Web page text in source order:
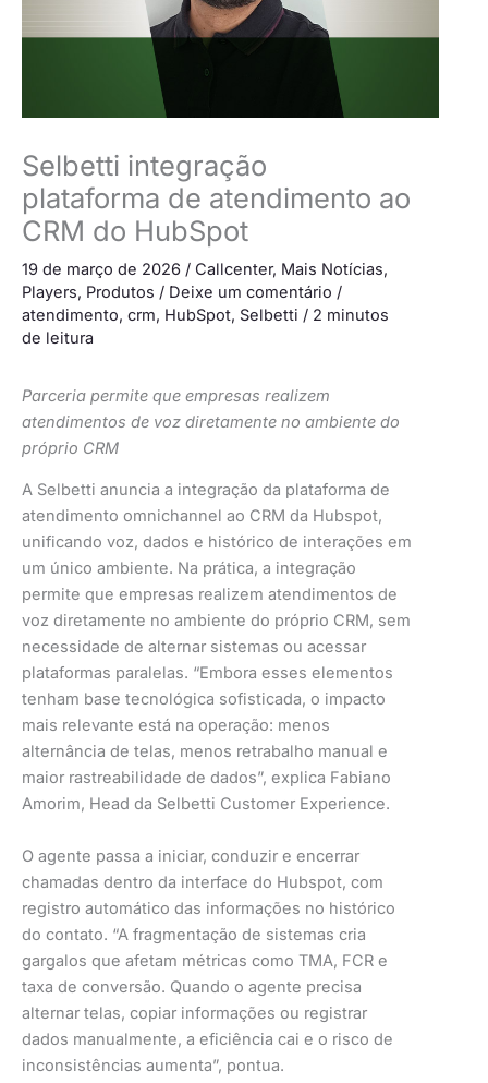
Selbetti integração
plataforma de atendimento ao
CRM do HubSpot
19 de março de 2026 / Callcenter, Mais Notícias,
Players, Produtos / Deixe um comentário /
atendimento, crm, HubSpot, Selbetti / 2 minutos
de leitura
Parceria permite que empresas realizem
atendimentos de voz diretamente no ambiente do
próprio CRM
A Selbetti anuncia a integração da plataforma de
atendimento omnichannel ao CRM da Hubspot,
unificando voz, dados e histórico de interações em
um único ambiente. Na prática, a integração
permite que empresas realizem atendimentos de
voz diretamente no ambiente do próprio CRM, sem
necessidade de alternar sistemas ou acessar
plataformas paralelas. “Embora esses elementos
tenham base tecnológica sofisticada, o impacto
mais relevante está na operação: menos
alternância de telas, menos retrabalho manual e
maior rastreabilidade de dados”, explica Fabiano
Amorim, Head da Selbetti Customer Experience.
O agente passa a iniciar, conduzir e encerrar
chamadas dentro da interface do Hubspot, com
registro automático das informações no histórico
do contato. “A fragmentação de sistemas cria
gargalos que afetam métricas como TMA, FCR e
taxa de conversão. Quando o agente precisa
alternar telas, copiar informações ou registrar
dados manualmente, a eficiência cai e o risco de
inconsistências aumenta”, pontua.